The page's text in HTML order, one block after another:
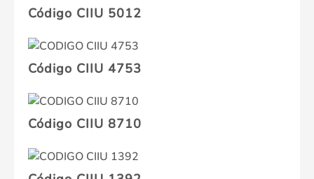
Código CIIU 5012
Código CIIU 4753
Código CIIU 8710